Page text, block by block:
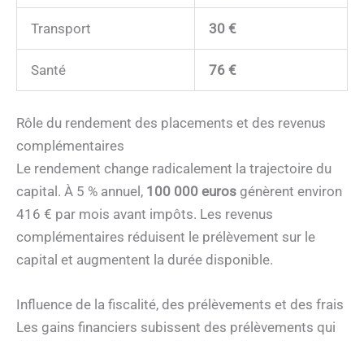
Transport 30 €
Santé 76 €
Rôle du rendement des placements et des revenus
complémentaires
Le rendement change radicalement la trajectoire du
capital. À 5 % annuel, 100 000 euros génèrent environ
416 € par mois avant impôts. Les revenus
complémentaires réduisent le prélèvement sur le
capital et augmentent la durée disponible.
Influence de la fiscalité, des prélèvements et des frais
Les gains financiers subissent des prélèvements qui